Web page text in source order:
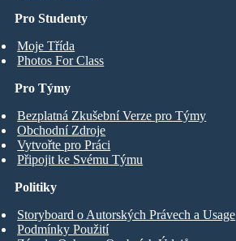
Pro Studenty
Moje Třída
Photos For Class
Pro Týmy
Bezplatná Zkušební Verze pro Týmy
Obchodní Zdroje
Vytvořte pro Práci
Připojit ke Svému Týmu
Politiky
Storyboard o Autorských Právech a Usage
Podmínky Použití